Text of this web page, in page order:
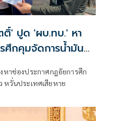
ติ์' ปูด 'ผบ.ทบ.' หา
ศึกคุมจัดการน้ำมัน
หาช่องประกาศกฎอัยการศึก
หวั่นประเทศเสียหาย